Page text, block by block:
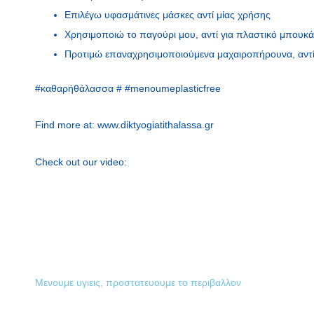
Επιλέγω υφασμάτινες μάσκες αντί μίας χρήσης
Χρησιμοποιώ το παγούρι μου, αντί για πλαστικό
Προτιμώ επαναχρησιμοποιούμενα μαχαιροπήρουνα,
#καθαρήθάλασσα # #menoumeplasticfree
Find more at: www.diktyogiatithalassa.gr
Check out our video:
Μενουμε υγιεις, προστατευουμε το περιβαλλον